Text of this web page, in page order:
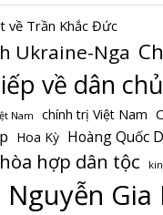
về Trần Khắc Đức
Ukraine-Nga
về dân chủ
Nam chính trị Việt Nam
Hoa Kỳ Hoàng Quốc
hợp dân tộc
Nguyễn Gia